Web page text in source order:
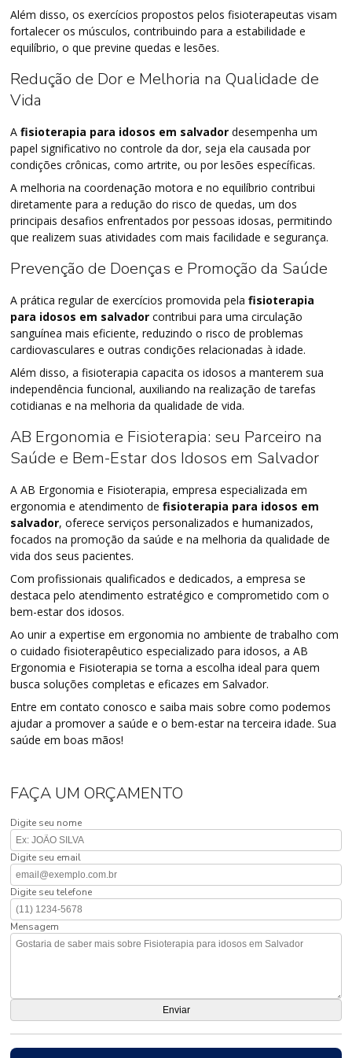
Além disso, os exercícios propostos pelos fisioterapeutas visam
fortalecer os músculos, contribuindo para a estabilidade e
equilíbrio, o que previne quedas e lesões.
Redução de Dor e Melhoria na Qualidade de
Vida
Afisioterapia para idosos em salvador desempenha um
papel significativo no controle da dor, seja ela causada por
condições crônicas, como artrite, ou por lesões específicas.
A melhoria na coordenação motora e no equilíbrio contribui
diretamente para a redução do risco de quedas, um dos
principais desafios enfrentados por pessoas idosas, permitindo
que realizem suas atividades com mais facilidade e segurança.
Prevenção de Doenças e Promoção da Saúde
A prática regular de exercícios promovida pelafisioterapia
para idosos em salvador contribui para uma circulação
sanguínea mais eficiente, reduzindo o risco de problemas
cardiovasculares e outras condições relacionadas à idade.
Além disso, a fisioterapia capacita os idosos a manterem sua
independência funcional, auxiliando na realização de tarefas
cotidianas e na melhoria da qualidade de vida.
AB Ergonomia e Fisioterapia: seu Parceiro na
Saúde e Bem-Estar dos Idosos em Salvador
A AB Ergonomia e Fisioterapia, empresa especializada em
ergonomia e atendimento defisioterapia para idosos em
salvador, oferece serviços personalizados e humanizados,
focados na promoção da saúde e na melhoria da qualidade de
vida dos seus pacientes.
Com profissionais qualificados e dedicados, a empresa se
destaca pelo atendimento estratégico e comprometido com o
bem-estar dos idosos.
Ao unir a expertise em ergonomia no ambiente de trabalho com
o cuidado fisioterapêutico especializado para idosos, a AB
Ergonomia e Fisioterapia se torna a escolha ideal para quem
busca soluções completas e eficazes em Salvador.
Entre em contato conosco e saiba mais sobre como podemos
ajudar a promover a saúde e o bem-estar na terceira idade. Sua
saúde em boas mãos!
FAÇA UM ORÇAMENTO
Digite seu nome
Digite seu email
Digite seu telefone
Mensagem